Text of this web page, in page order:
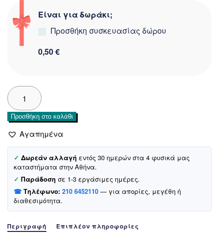
Είναι για δωράκι;
Προσθήκη συσκευασίας δώρου
0,50 €
Joyce
μακρυμάνικη
μπλούζα
με
χνούδι
«Progress
Not
Perfection
Black»
ποσότητα
Προσθήκη στο καλάθι
Αγαπημένα
✓ Δωρεάν αλλαγή εντός 30 ημερών στα 4 φυσικά μας
καταστήματα στην Αθήνα.
✓ Παράδοση σε 1-3 εργάσιμες ημέρες.
☎ Τηλέφωνο: 210 6452110 — για απορίες, μεγέθη ή
διαθεσιμότητα.
Περιγραφή Επιπλέον πληροφορίες